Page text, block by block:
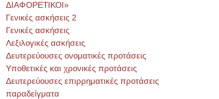
ΔΙΑΦΟΡΕΤΙΚΟΙ»
Γενικές ασκήσεις 2
Γενικές ασκήσεις
Λεξιλογικές ασκήσεις
Δευτερεύουσες ονοματικές προτάσεις
Υποθετικές και χρονικές προτάσεις
Δευτερεύουσες επιρρηματικές προτάσεις
παραδείγματα